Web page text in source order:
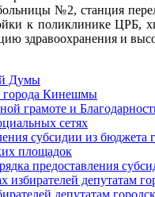
№2, станция
к поликлинике ЦРБ,
здравоохранения и
Думы
города Кинешмы
грамоте и
сетях
субсидии из
площадок
предоставления
избирателей депутатам
депутатам